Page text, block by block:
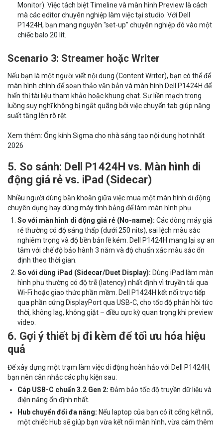
Monitor). Việc tách biệt Timeline và màn hình Preview là cách
mà các editor chuyên nghiệp làm việc tại studio. Với Dell
P1424H, bạn mang nguyên "set-up" chuyên nghiệp đó vào một
chiếc balo 20 lít.
Scenario 3: Streamer hoặc Writer
Nếu bạn là một người viết nội dung (Content Writer), bạn có thể để
màn hình chính để soạn thảo văn bản và màn hình Dell P1424H để
hiển thị tài liệu tham khảo hoặc khung chat. Sự liền mạch trong
luồng suy nghĩ không bị ngắt quãng bởi việc chuyển tab giúp năng
suất tăng lên rõ rệt.
Xem thêm: Ống kính Sigma cho nhà sáng tạo nội dung hot nhất
2026
5. So sánh: Dell P1424H vs. Màn hình di
động giá rẻ vs. iPad (Sidecar)
Nhiều người dùng băn khoăn giữa việc mua một màn hình di động
chuyên dụng hay dùng máy tính bảng để làm màn hình phụ.
So với màn hình di động giá rẻ (No-name): Các dòng máy giá
rẻ thường có độ sáng thấp (dưới 250 nits), sai lệch màu sắc
nghiêm trọng và độ bền bản lề kém. Dell P1424H mang lại sự an
tâm với chế độ bảo hành 3 năm và độ chuẩn xác màu sắc ổn
định theo thời gian.
So với dùng iPad (Sidecar/Duet Display): Dùng iPad làm màn
hình phụ thường có độ trễ (latency) nhất định vì truyền tải qua
Wi-Fi hoặc giao thức phần mềm. Dell P1424H kết nối trực tiếp
qua phần cứng DisplayPort qua USB-C, cho tốc độ phản hồi tức
thời, không lag, không giật – điều cực kỳ quan trọng khi preview
video.
6. Gợi ý thiết bị đi kèm để tối ưu hóa hiệu
quả
Để xây dựng một trạm làm việc di động hoàn hảo với Dell P1424H,
bạn nên cân nhắc các phụ kiện sau:
Cáp USB-C chuẩn 3.2 Gen 2: Đảm bảo tốc độ truyền dữ liệu và
điện năng ổn định nhất.
Hub chuyển đổi đa năng: Nếu laptop của bạn có ít cổng kết nối,
một chiếc Hub sẽ giúp bạn vừa kết nối màn hình, vừa cắm thêm